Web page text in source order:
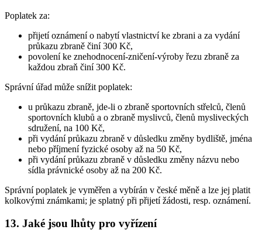
Poplatek za:
přijetí oznámení o nabytí vlastnictví ke zbrani a za vydání
průkazu zbraně činí 300 Kč,
povolení ke znehodnocení-zničení-výroby řezu zbraně za
každou zbraň činí 300 Kč.
Správní úřad může snížit poplatek:
u průkazu zbraně, jde-li o zbraně sportovních střelců, členů
sportovních klubů a o zbraně myslivců, členů mysliveckých
sdružení, na 100 Kč,
při vydání průkazu zbraně v důsledku změny bydliště, jména
nebo příjmení fyzické osoby až na 50 Kč,
při vydání průkazu zbraně v důsledku změny názvu nebo
sídla právnické osoby až na 200 Kč.
Správní poplatek je vyměřen a vybírán v české měně a lze jej platit
kolkovými známkami; je splatný při přijetí žádosti, resp. oznámení.
13. Jaké jsou lhůty pro vyřízení